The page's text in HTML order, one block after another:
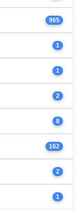
965
1
1
2
8
162
2
1